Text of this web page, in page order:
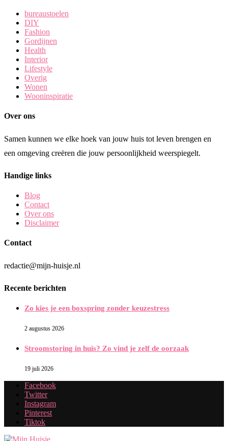
bureaustoelen
DIY
Fashion
Gordijnen
Health
Interior
Lifestyle
Overig
Wonen
Wooninspiratie
Over ons
Samen kunnen we elke hoek van jouw huis tot leven brengen en
een omgeving creëren die jouw persoonlijkheid weerspiegelt.
Handige links
Blog
Contact
Over ons
Disclaimer
Contact
redactie@mijn-huisje.nl
Recente berichten
Zo kies je een boxspring zonder keuzestress
2 augustus 2026
Stroomstoring in huis? Zo vind je zelf de oorzaak
19 juli 2026
Facebook
Twitter
Instagram
Pinterest
Tiktok